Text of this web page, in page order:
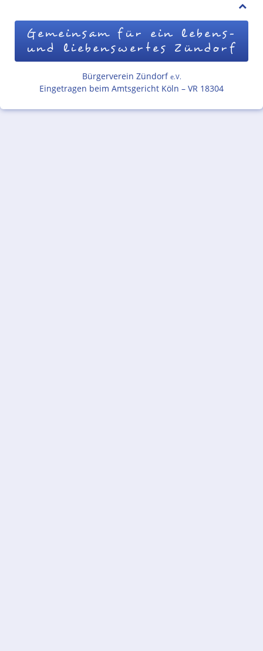
Gemeinsam für ein lebens-
und liebenswertes Zündorf
Bürgerverein Zündorf e.V.
Eingetragen beim Amtsgericht Köln – VR 18304